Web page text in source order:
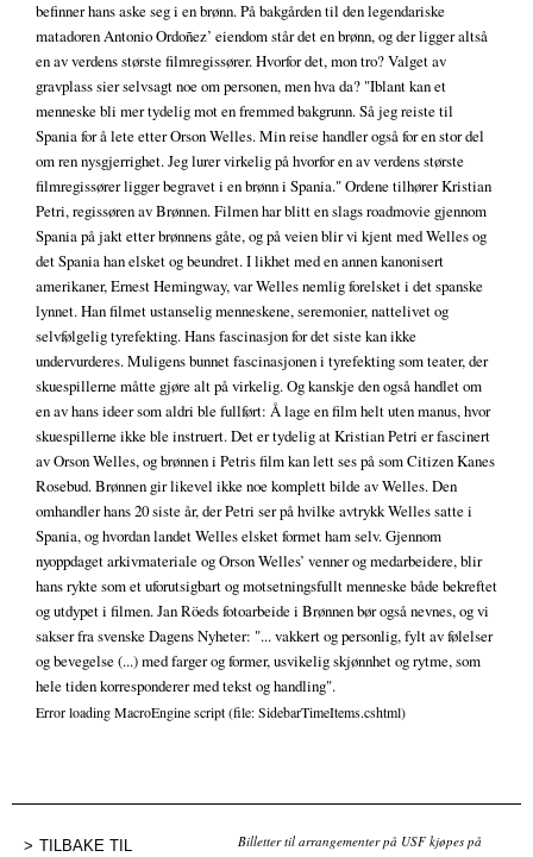
befinner hans aske seg i en brønn. På bakgården til den legendariske
matadoren Antonio Ordoñez’ eiendom står det en brønn, og der ligger altså
en av verdens største filmregissører. Hvorfor det, mon tro? Valget av
gravplass sier selvsagt noe om personen, men hva da? "Iblant kan et
menneske bli mer tydelig mot en fremmed bakgrunn. Så jeg reiste til
Spania for å lete etter Orson Welles. Min reise handler også for en stor del
om ren nysgjerrighet. Jeg lurer virkelig på hvorfor en av verdens største
filmregissører ligger begravet i en brønn i Spania." Ordene tilhører Kristian
Petri, regissøren av Brønnen. Filmen har blitt en slags roadmovie gjennom
Spania på jakt etter brønnens gåte, og på veien blir vi kjent med Welles og
det Spania han elsket og beundret. I likhet med en annen kanonisert
amerikaner, Ernest Hemingway, var Welles nemlig forelsket i det spanske
lynnet. Han filmet ustanselig menneskene, seremonier, nattelivet og
selvfølgelig tyrefekting. Hans fascinasjon for det siste kan ikke
undervurderes. Muligens bunnet fascinasjonen i tyrefekting som teater, der
skuespillerne måtte gjøre alt på virkelig. Og kanskje den også handlet om
en av hans ideer som aldri ble fullført: Å lage en film helt uten manus, hvor
skuespillerne ikke ble instruert. Det er tydelig at Kristian Petri er fascinert
av Orson Welles, og brønnen i Petris film kan lett ses på som Citizen Kanes
Rosebud. Brønnen gir likevel ikke noe komplett bilde av Welles. Den
omhandler hans 20 siste år, der Petri ser på hvilke avtrykk Welles satte i
Spania, og hvordan landet Welles elsket formet ham selv. Gjennom
nyoppdaget arkivmateriale og Orson Welles’ venner og medarbeidere, blir
hans rykte som et uforutsigbart og motsetningsfullt menneske både bekreftet
og utdypet i filmen. Jan Röeds fotoarbeide i Brønnen bør også nevnes, og vi
sakser fra svenske Dagens Nyheter: "... vakkert og personlig, fylt av følelser
og bevegelse (...) med farger og former, usvikelig skjønnhet og rytme, som
hele tiden korresponderer med tekst og handling".
Error loading MacroEngine script (file: SidebarTimeItems.cshtml)
TILBAKE TIL
Billetter til arrangementer på USF kjøpes på